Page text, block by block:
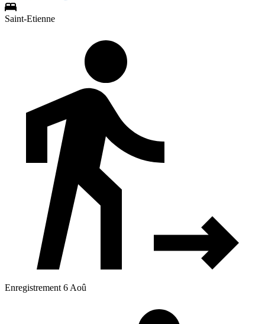
Saint-Etienne
Enregistrement 6 Aoû